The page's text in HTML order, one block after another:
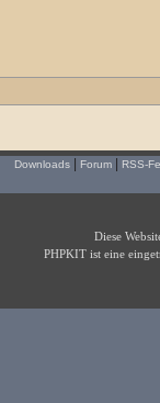
Downloads Forum RSS-
Diese
PHPKIT ist eine